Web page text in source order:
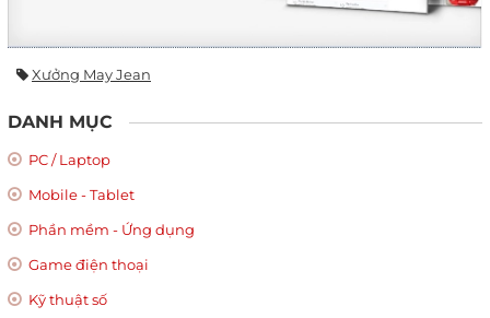
Xưởng May Jean
DANH MỤC
PC / Laptop
Mobile - Tablet
Phần mềm - Ứng dụng
Game điện thoại
Kỹ thuật số